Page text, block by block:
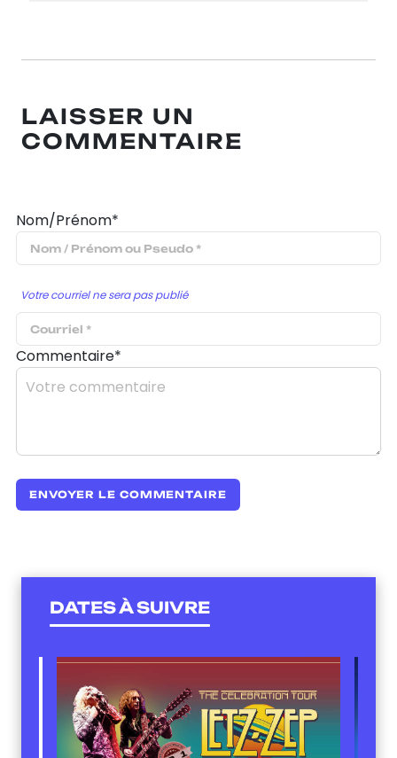
LAISSER UN
COMMENTAIRE
Nom/Prénom*
Votre courriel ne sera pas publié
Commentaire*
DATES À SUIVRE